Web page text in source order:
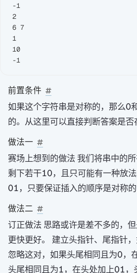
-1
2
6 7
1
10
前置条件
如果这个字符串是对称的，那么0
的。从这里可以直接判断答案是否
做法一
赛场上想到的做法 我们将串中的
剩下若干\texttt{10}
10 ，且只可能有一种放
01 ，只要保证插入的顺序是对称的
做法二
订正做法 思路或许是差不多的，
更快更好。 建立头指针、尾指针
忽略这对，如果头尾相同且为0 ，
头尾相同且为\texttt{1}
1 ，在头处加上01 ，